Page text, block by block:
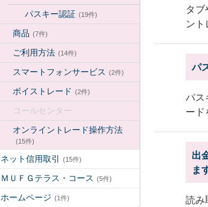
パスキー認証 (19件)
商品 (7件)
ご利用方法 (14件)
スマートフォンサービス (2件)
ボイストレード (2件)
コールセンター
オンライントレード操作方法
(15件)
ネット信用取引 (15件)
ＭＵＦＧテラス・コース (5件)
ホームページ (1件)
タブ
ン
パ
パス
ード
出
ま
読み